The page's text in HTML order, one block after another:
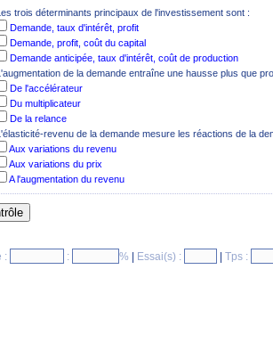
trois déterminants principaux de l'investissement sont :
Demande, taux d'intérêt, profit
Demande, profit, coût du capital
Demande anticipée, taux d'intérêt, coût de production
de la demande entraîne une hausse plus que
De l'accélérateur
Du multiplicateur
De la relance
revenu de la demande mesure les réactions de la
Aux variations du revenu
Aux variations du prix
A l'augmentation du revenu
: : % Essai(s) : Tps :